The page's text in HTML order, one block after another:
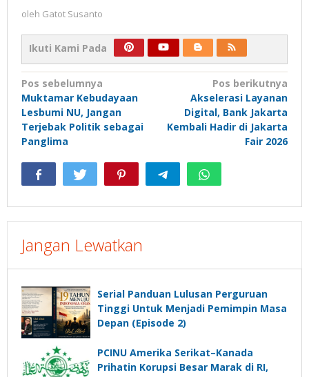
oleh Gatot Susanto
Ikuti Kami Pada
Navigasi
pos
Pos sebelumnya
Muktamar Kebudayaan
Lesbumi NU, Jangan
Terjebak Politik sebagai
Panglima
Pos berikutnya
Akselerasi Layanan
Digital, Bank Jakarta
Kembali Hadir di Jakarta
Fair 2026
Jangan Lewatkan
Serial Panduan Lulusan Perguruan
Tinggi Untuk Menjadi Pemimpin Masa
Depan (Episode 2)
PCINU Amerika Serikat–Kanada
Prihatin Korupsi Besar Marak di RI,